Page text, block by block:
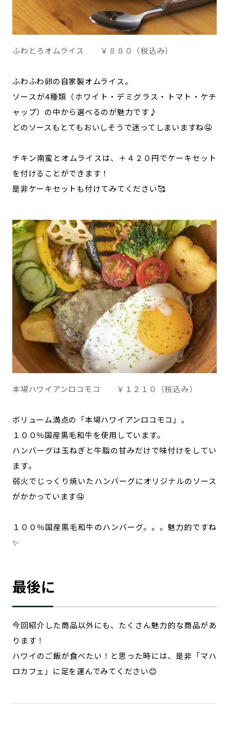
ふわとろオムライス ￥８８０（税込み）
ふわふわ卵の自家製オムライス。
ソースが4種類（ホワイト・デミグラス・トマト・ケチ
ャップ）の中から選べるのが魅力です♪
どのソースもとてもおいしそうで迷ってしまいますね🤤
チキン南蛮とオムライスは、＋４２０円でケーキセット
を付けることができます！
是非ケーキセットも付けてみてください🥰
本場ハワイアンロコモコ ￥１２１０（税込み）
ボリューム満点の「本場ハワイアンロコモコ」。
１００％国産黒毛和牛を使用しています。
ハンバーグは玉ねぎと牛脂の甘みだけで味付けをしてい
ます。
弱火でじっくり焼いたハンバーグにオリジナルのソース
がかかっています🤤
１００％国産黒毛和牛のハンバーグ。。。魅力的ですね
✨
最後に
今回紹介した商品以外にも、たくさん魅力的な商品があ
ります！
ハワイのご飯が食べたい！と思った時には、是非「マハ
ロカフェ」に足を運んでみてください😊